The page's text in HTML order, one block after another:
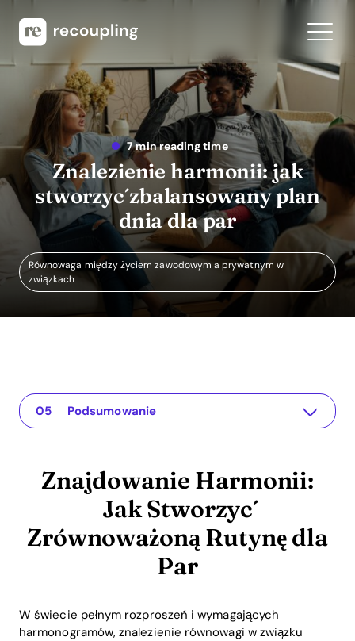
7 min reading time
Znalezienie harmonii: jak
stworzyć zbalansowany plan
dnia dla par
Równowaga między życiem zawodowym a prywatnym w
związkach
Znajdowanie Harmonii: Jak Stworzyć Zrównoważoną Rutynę dla Par
Aplikacja dla Twojego związku
Zrozumienie Problemu
Praktyczne Rozwiązania lub Wskazówki
Podsumowanie
Znajdowanie Harmonii:
Jak Stworzyć
Zrównoważoną Rutynę dla
Par
W świecie pełnym rozproszeń i wymagających
harmonogramów, znalezienie równowagi w związku